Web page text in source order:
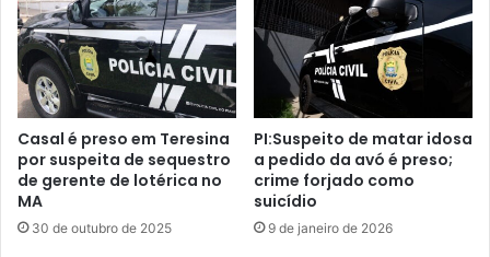
Casal é preso em Teresina
por suspeita de sequestro
de gerente de lotérica no
MA
30 de outubro de 2025
PI:Suspeito de matar idosa
a pedido da avó é preso;
crime forjado como
suicídio
9 de janeiro de 2026